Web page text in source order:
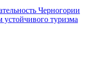
Черногории
устойчивого туризма